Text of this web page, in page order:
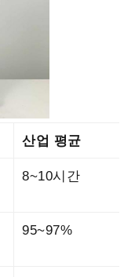
산업 평균
8~10시간
95~97%